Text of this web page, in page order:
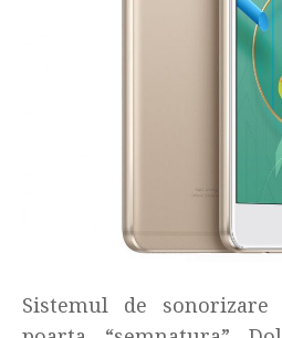
Sistemul de